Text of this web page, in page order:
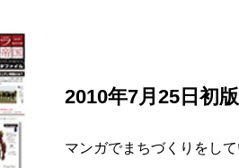
2010年7月25日初
マンガでまちづくりをし